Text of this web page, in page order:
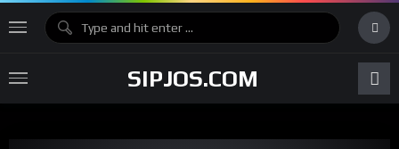
SIPJOS.COM